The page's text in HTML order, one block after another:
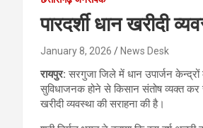
पारदर्शी धान खरीदी
January 8, 2026 News Desk
रायपुर:सरगुजा जिले में धान उपार्जन केन्द्रों
सुविधाजनक होने से किसान संतोष व्यक्त
खरीदी व्यवस्था की सराहना की है।